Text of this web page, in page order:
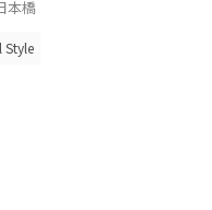
本橋
Style